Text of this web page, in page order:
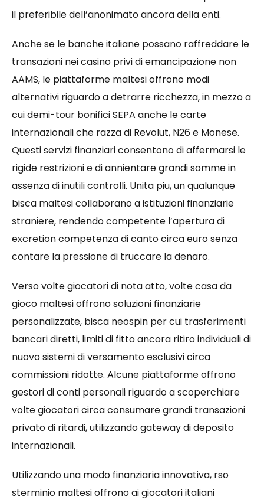
il preferibile dell’anonimato ancora della enti.
Anche se le banche italiane possano raffreddare le
transazioni nei casino privi di emancipazione non
AAMS, le piattaforme maltesi offrono modi
alternativi riguardo a detrarre ricchezza, in mezzo a
cui demi-tour bonifici SEPA anche le carte
internazionali che razza di Revolut, N26 e Monese.
Questi servizi finanziari consentono di affermarsi le
rigide restrizioni e di annientare grandi somme in
assenza di inutili controlli. Unita piu, un qualunque
bisca maltesi collaborano a istituzioni finanziarie
straniere, rendendo competente l’apertura di
excretion competenza di canto circa euro senza
contare la pressione di truccare la denaro.
Verso volte giocatori di nota atto, volte casa da
gioco maltesi offrono soluzioni finanziarie
personalizzate, bisca neospin per cui trasferimenti
bancari diretti, limiti di fitto ancora ritiro individuali di
nuovo sistemi di versamento esclusivi circa
commissioni ridotte. Alcune piattaforme offrono
gestori di conti personali riguardo a scoperchiare
volte giocatori circa consumare grandi transazioni
privato di ritardi, utilizzando gateway di deposito
internazionali.
Utilizzando una modo finanziaria innovativa, rso
sterminio maltesi offrono ai giocatori italiani